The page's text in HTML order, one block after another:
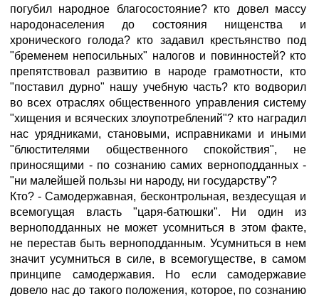
погубил народное благосостояние? кто довел массу
народонаселения до состояния нищенства и
хронического голода? кто задавил крестьянство под
"бременем непосильных" налогов и повинностей? кто
препятствовал развитию в народе грамотности, кто
"поставил дурно" нашу учебную часть? кто водворил
во всех отраслях общественного управления систему
"хищения и всяческих злоупотреблений"? кто наградил
нас урядниками, становыми, исправниками и иными
"блюстителями общественного спокойствия", не
приносящими - по сознанию самих верноподданных -
"ни малейшей пользы ни народу, ни государству"?
Кто? - Самодержавная, бесконтрольная, вездесущая и
всемогущая власть "царя-батюшки". Ни один из
верноподданных не может усомниться в этом факте,
не перестав быть верноподданным. Усумниться в нем
значит усумниться в силе, в всемогуществе, в самом
принципе самодержавия. Но если самодержавие
довело нас до такого положения, которое, по сознанию